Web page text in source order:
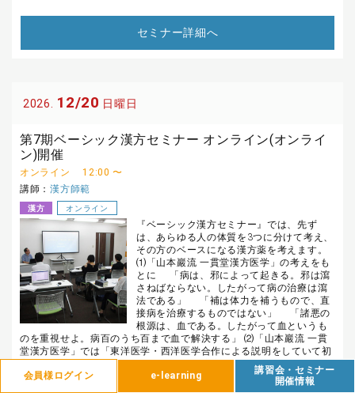
セミナー詳細へ
2026. 12/20 日曜日
第7期ベーシック漢方セミナー オンライン(オンライ
ン)開催
オンライン
12:00 〜
講師：漢方師範
漢方 オンライン
『ベーシック漢方セミナー』では、先ず
は、あらゆる人の体質を3つに分けて考え、
その方のベースになる漢方薬を考えます。
⑴「山本巖流 一貫堂漢方医学」の考えをも
とに 「病は、邪によって起きる。邪は瀉
さねばならない。したがって病の治療は瀉
法である」 「補は体力を補うもので、直
接病を治療するものではない」 「諸悪の
根源は、血である。したがって血というも
のを重視せよ。病百のうち百まで血で解決する」 ⑵「山本巖流 一貫
堂漢方医学」では「東洋医学・西洋医学合作による説明をしていて初
心者にも取り付き易く直ぐに臨床で使え適応を誤ることは殆どない。
しかし奥行きは深い」 の考えを踏襲しながら、新たに現れるさまざま
な体調不備を改善する為のノウハウを皆様と一緒に学びます。 薬剤師
会員様ログイン e-learning
講習会・セミナー
開催情報